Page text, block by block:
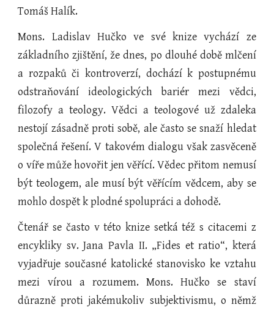
Tomáš Halík.
Mons. Ladislav Hučko ve své knize vychází ze
základního zjištění, že dnes, po dlouhé době mlčení
a rozpaků či kontroverzí, dochází k postupnému
odstraňování ideologických bariér mezi vědci,
filozofy a teology. Vědci a teologové už zdaleka
nestojí zásadně proti sobě, ale často se snaží hledat
společná řešení. V takovém dialogu však zasvěceně
o víře může hovořit jen věřící. Vědec přitom nemusí
být teologem, ale musí být věřícím vědcem, aby se
mohlo dospět k plodné spolupráci a dohodě.
Čtenář se často v této knize setká též s citacemi z
encykliky sv. Jana Pavla II. „Fides et ratio“, která
vyjadřuje současné katolické stanovisko ke vztahu
mezi vírou a rozumem. Mons. Hučko se staví
důrazně proti jakémukoliv subjektivismu, o němž